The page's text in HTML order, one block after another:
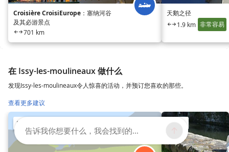
Croisière CroisiEurope：塞纳河谷
及其必游景点
701 km
天鹅之径
1.9 km 非常容易
在 Issy-les-moulineaux 做什么
发现Issy-les-moulineaux令人惊喜的活动，并预订您喜欢的那些。
查看更多建议
10 km 10 km
告诉我你想要什么，我会找到的...